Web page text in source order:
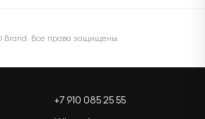
Brand. Все права защищены.
+7 910 085 25 55